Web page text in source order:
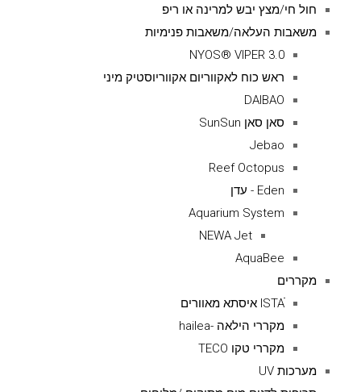
חול חי/מצץ יבש למרינה או ריפ
משאבות העלאה/משאבות פנימיות
NYOS® VIPER 3.0
ראש כוח לאקווריום אקווריוסטיק מיני
DAIBAO
סאן סאן SunSun
Jebao
Reef Octopus
Eden - עדן
Aquarium System
NEWA Jet
AquaBee
מקררים
ISTAׁׂ איסתא מאוורים
מקררי הילאה -hailea
מקררי טקו TECO
מערכות UV